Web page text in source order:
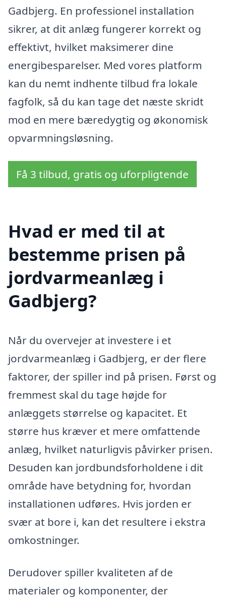
Gadbjerg. En professionel installation
sikrer, at dit anlæg fungerer korrekt og
effektivt, hvilket maksimerer dine
energibesparelser. Med vores platform
kan du nemt indhente tilbud fra lokale
fagfolk, så du kan tage det næste skridt
mod en mere bæredygtig og økonomisk
opvarmningsløsning.
Få 3 tilbud, gratis og uforpligtende
Hvad er med til at
bestemme prisen på
jordvarmeanlæg i
Gadbjerg?
Når du overvejer at investere i et
jordvarmeanlæg i Gadbjerg, er der flere
faktorer, der spiller ind på prisen. Først og
fremmest skal du tage højde for
anlæggets størrelse og kapacitet. Et
større hus kræver et mere omfattende
anlæg, hvilket naturligvis påvirker prisen.
Desuden kan jordbundsforholdene i dit
område have betydning for, hvordan
installationen udføres. Hvis jorden er
svær at bore i, kan det resultere i ekstra
omkostninger.
Derudover spiller kvaliteten af de
materialer og komponenter, der